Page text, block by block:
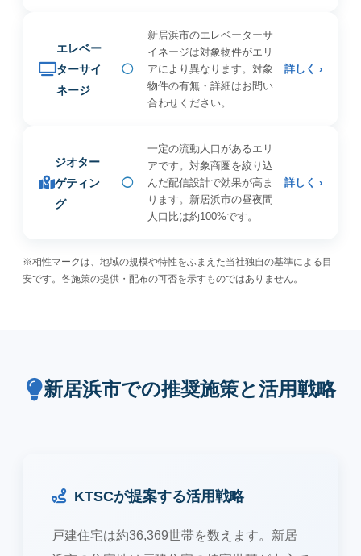
エレベー
ターサイ
ネージ
◯
新居浜市のエレベーターサ
イネージは対象物件がエリ
アにより異なります。対象
物件の有無・詳細はお問い
合わせください。
詳しく ›
ジオター
ゲティン
グ
◯
一定の流動人口があるエリ
アです。対象商圏を絞り込
んだ配信設計で効果が高ま
ります。新居浜市の昼夜間
人口比は約100%です。
詳しく ›
※相性マークは、地域の規模や特性をふまえた当社独自の基準による目
安です。各施策の提供・配布の可否を示すものではありません。
新居浜市での推奨施策と活用戦略
KTSCが提案する活用戦略
戸建住宅は約36,369世帯を数えます。新居